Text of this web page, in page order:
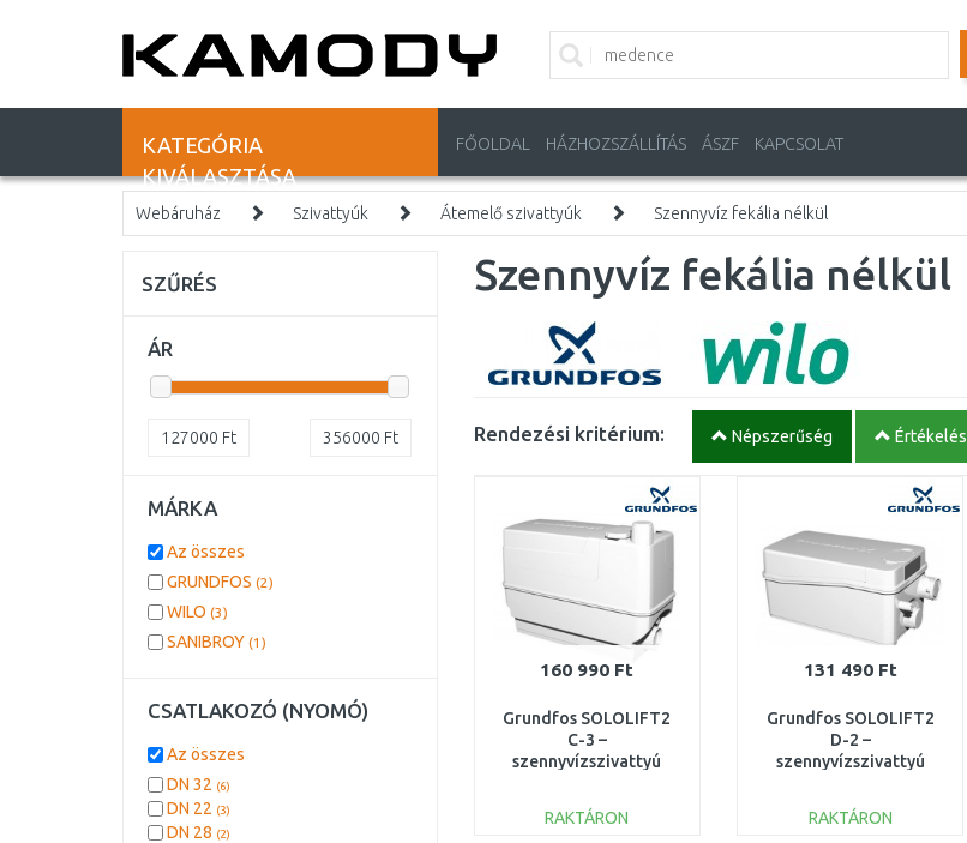
KATEGÓRIA
KIVÁLASZTÁSA
FŐOLDAL HÁZHOZSZÁLLÍTÁS ÁSZF KAPCSOLAT
Webáruház Szivattyúk Átemelő szivattyúk Szennyvíz fekália nélkül
Szennyvíz fekália nélkül
Rendezési kritérium: Népszerűség Értékelés
160 990 Ft
Grundfos SOLOLIFT2
C-3 –
szennyvízszivattyú
mosógéphez 97775317
RAKTÁRON
131 490 Ft
Grundfos SOLOLIFT2
D-2 –
szennyvízszivattyú
mosdó, bidé 97775318
RAKTÁRON
SZŰRÉS
ÁR
127000 Ft 356000 Ft
MÁRKA
Az összes
GRUNDFOS (2)
WILO (3)
SANIBROY (1)
CSATLAKOZÓ (NYOMÓ)
Az összes
DN 32 (6)
DN 22 (3)
DN 28 (2)